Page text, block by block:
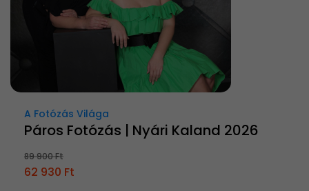
A Fotózás Világa
Páros Fotózás | Nyári Kaland 2026
89 900 Ft
62 930 Ft